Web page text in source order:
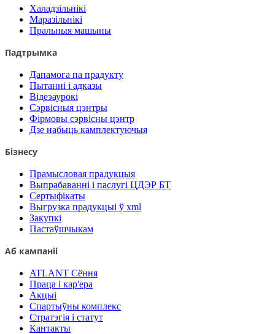
Халадзільнікі
Маразільнікі
Пральныя машыны
Падтрымка
Дапамога па прадукту
Пытанні і адказы
Відеэаурокі
Сэрвісныя цэнтры
Фірмовы сэрвісны цэнтр
Дзе набыць камплектуючыя
Бізнесу
Прамысловая прадукцыя
Выпрабаванні і паслугі ЦДЭР БТ
Сертыфікаты
Выгрузка прадукцыі ў xml
Закупкі
Пастаўшчыкам
Аб кампаніі
ATLANT Сёння
Праца і кар'ера
Акцыі
Спартыўны комплекс
Стратэгія і статут
Кантакты